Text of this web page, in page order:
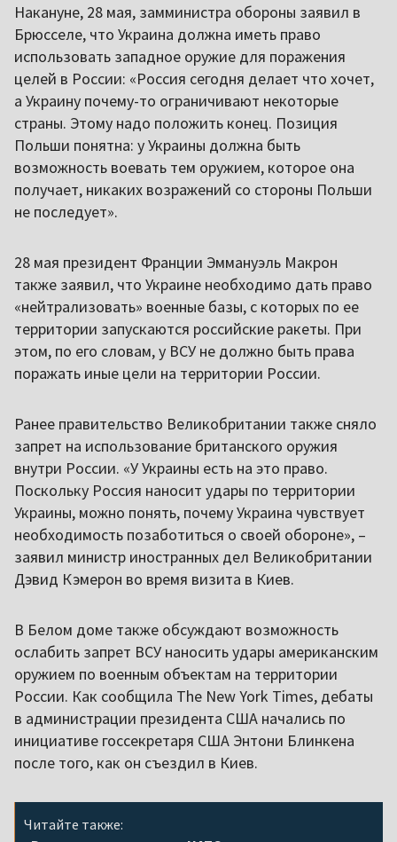
Накануне, 28 мая, замминистра обороны заявил в
Брюсселе, что Украина должна иметь право
использовать западное оружие для поражения
целей в России: «Россия сегодня делает что хочет,
а Украину почему-то ограничивают некоторые
страны. Этому надо положить конец. Позиция
Польши понятна: у Украины должна быть
возможность воевать тем оружием, которое она
получает, никаких возражений со стороны Польши
не последует».
28 мая президент Франции Эммануэль Макрон
также заявил, что Украине необходимо дать право
«нейтрализовать» военные базы, с которых по ее
территории запускаются российские ракеты. При
этом, по его словам, у ВСУ не должно быть права
поражать иные цели на территории России.
Ранее правительство Великобритании также сняло
запрет на использование британского оружия
внутри России. «У Украины есть на это право.
Поскольку Россия наносит удары по территории
Украины, можно понять, почему Украина чувствует
необходимость позаботиться о своей обороне», –
заявил министр иностранных дел Великобритании
Дэвид Кэмерон во время визита в Киев.
В Белом доме также обсуждают возможность
ослабить запрет ВСУ наносить удары американским
оружием по военным объектам на территории
России. Как сообщила The New York Times, дебаты
в администрации президента США начались по
инициативе госсекретаря США Энтони Блинкена
после того, как он съездил в Киев.
Читайте также: